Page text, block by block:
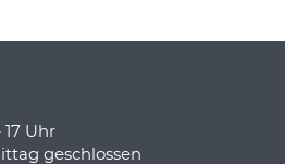
17 Uhr
geschlossen